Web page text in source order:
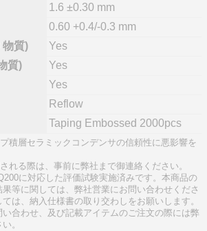
1.6 ±0.30 mm
0.60 +0.4/-0.3 mm
物質)
Yes
質)
Yes
Yes
Reflow
Taping Embossed 2000pcs
積層セラミックコンデンサの信頼性に悪影響を
れる際は、事前に弊社まで御連絡ください。
に対応した評価試験実施済みです。本商品の
等に関しては、弊社営業にお問い合わせくださ
は、納入仕様書の取り交わしをお願いします。
合わせ、及び記載アイテムのご注文の際には弊
。